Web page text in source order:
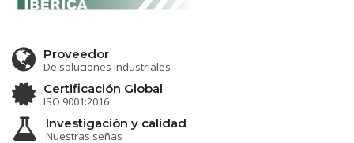
Proveedor
De soluciones industriales
Certificación Global
ISO 9001:2016
Investigación y calidad
Nuestras señas